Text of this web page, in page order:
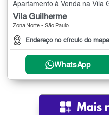
Apartamento à Venda na Vila
Vila Guilherme
Zona Norte - São Paulo
Endereço no círculo do mapa
WhatsApp